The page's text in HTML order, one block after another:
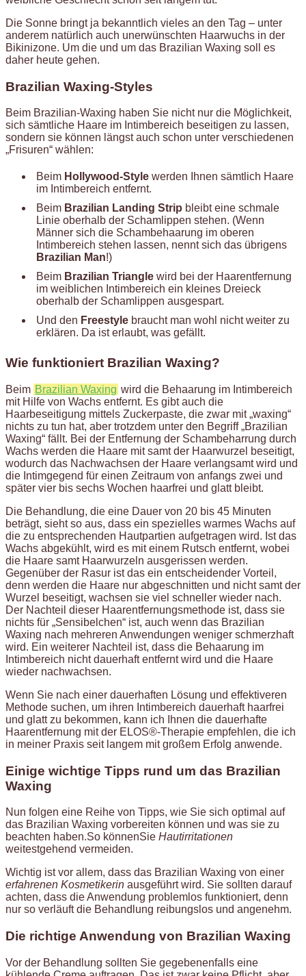
Die Sonne bringt ja bekanntlich vieles an den Tag – unter
anderem natürlich auch unerwünschten Haarwuchs in der
Bikinizone. Um die und um das Brazilian Waxing soll es
daher heute gehen.
Brazilian Waxing-Styles
Beim Brazilian-Waxing haben Sie nicht nur die Möglichkeit,
sich sämtliche Haare im Intimbereich beseitigen zu lassen,
sondern sie können längst auch schon unter verschiedenen
„Frisuren“ wählen:
Beim Hollywood-Style werden Ihnen sämtlich Haare
im Intimbereich entfernt.
Beim Brazilian Landing Strip bleibt eine schmale
Linie oberhalb der Schamlippen stehen. (Wenn
Männer sich die Schambehaarung im oberen
Intimbereich stehen lassen, nennt sich das übrigens
Brazilian Man!)
Beim Brazilian Triangle wird bei der Haarentfernung
im weiblichen Intimbereich ein kleines Dreieck
oberhalb der Schamlippen ausgespart.
Und den Freestyle braucht man wohl nicht weiter zu
erklären. Da ist erlaubt, was gefällt.
Wie funktioniert Brazilian Waxing?
Beim Brazilian Waxing wird die Behaarung im Intimbereich
mit Hilfe von Wachs entfernt. Es gibt auch die
Haarbeseitigung mittels Zuckerpaste, die zwar mit „waxing“
nichts zu tun hat, aber trotzdem unter den Begriff „Brazilian
Waxing“ fällt. Bei der Entfernung der Schambeharrung durch
Wachs werden die Haare mit samt der Haarwurzel beseitigt,
wodurch das Nachwachsen der Haare verlangsamt wird und
die Intimgegend für einen Zeitraum von anfangs zwei und
später vier bis sechs Wochen haarfrei und glatt bleibt.
Die Behandlung, die eine Dauer von 20 bis 45 Minuten
beträgt, sieht so aus, dass ein spezielles warmes Wachs auf
die zu entsprechenden Hautpartien aufgetragen wird. Ist das
Wachs abgekühlt, wird es mit einem Rutsch entfernt, wobei
die Haare samt Haarwurzeln ausgerissen werden.
Gegenüber der Rasur ist das ein entscheidender Vorteil,
denn werden die Haare nur abgeschnitten und nicht samt der
Wurzel beseitigt, wachsen sie viel schneller wieder nach.
Der Nachteil dieser Haarentfernungsmethode ist, dass sie
nichts für „Sensibelchen“ ist, auch wenn das Brazilian
Waxing nach mehreren Anwendungen weniger schmerzhaft
wird. Ein weiterer Nachteil ist, dass die Behaarung im
Intimbereich nicht dauerhaft entfernt wird und die Haare
wieder nachwachsen.
Wenn Sie nach einer dauerhaften Lösung und effektiveren
Methode suchen, um ihren Intimbereich dauerhaft haarfrei
und glatt zu bekommen, kann ich Ihnen die dauerhafte
Haarentfernung mit der ELOS®-Therapie empfehlen, die ich
in meiner Praxis seit langem mit großem Erfolg anwende.
Einige wichtige Tipps rund um das Brazilian
Waxing
Nun folgen eine Reihe von Tipps, wie Sie sich optimal auf
das Brazilian Waxing vorbereiten können und was sie zu
beachten haben.So könnenSie Hautirritationen
weitestgehend vermeiden.
Wichtig ist vor allem, dass das Brazilian Waxing von einer
erfahrenen Kosmetikerin ausgeführt wird. Sie sollten darauf
achten, dass die Anwendung problemlos funktioniert, denn
nur so verläuft die Behandlung reibungslos und angenehm.
Die richtige Anwendung von Brazilian Waxing
Vor der Behandlung sollten Sie gegebenenfalls eine